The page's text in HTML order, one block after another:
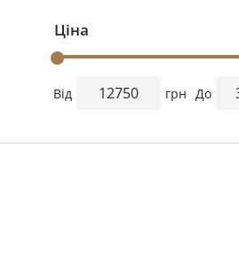
Ціна
Від грн До